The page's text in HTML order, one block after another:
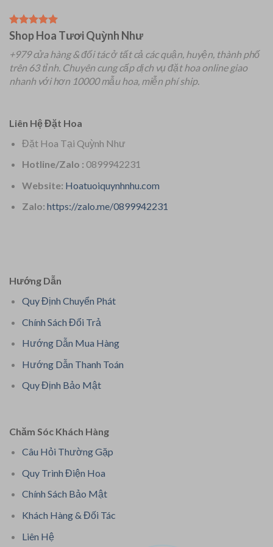
Shop Hoa Tươi Quỳnh Như
+979 cửa hàng & đối tác ở tất cả các quận, huyện, thành phố
trên 63 tỉnh. Chuyên cung cấp dịch vụ đặt hoa online giao
nhanh với hơn 10000 mẫu hoa, miễn phí ship.
Liên Hệ Đặt Hoa
Đặt Hoa Tại Quỳnh Như
Hotline/Zalo : 0899942231
Website: Hoatuoiquynhnhu.com
Zalo: https://zalo.me/0899942231
Hướng Dẫn
Quy Định Chuyển Phát
Chính Sách Đổi Trả
Hướng Dẫn Mua Hàng
Hướng Dẫn Thanh Toán
Quy Định Bảo Mật
Chăm Sóc Khách Hàng
Câu Hỏi Thường Gặp
Quy Trình Điện Hoa
Chính Sách Bảo Mật
Khách Hàng & Đối Tác
Liên Hệ